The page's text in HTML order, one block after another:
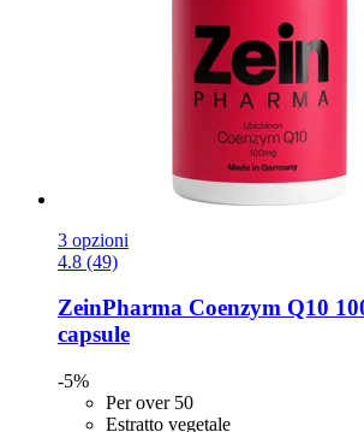
3 opzioni
4.8 (49)
ZeinPharma Coenzym Q10
capsule
-5%
Per over 50
Estratto vegetale